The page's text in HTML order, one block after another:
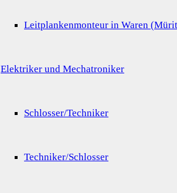
Leitplankenmonteur in Waren
Elektriker und Mechatroniker
Schlosser/Techniker
Techniker/Schlosser